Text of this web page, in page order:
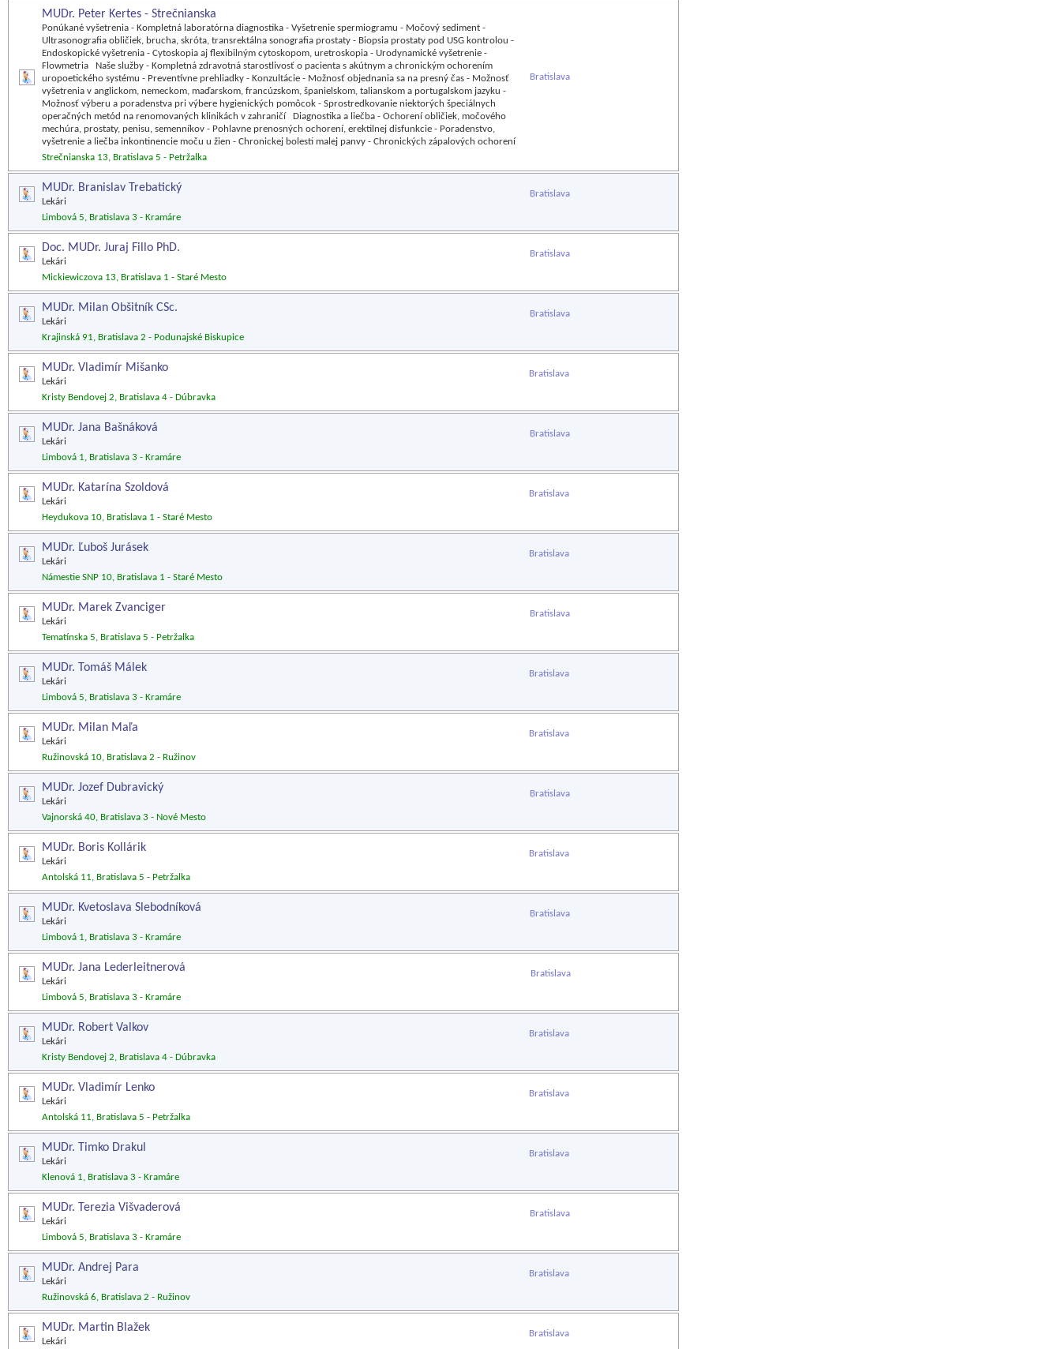
MUDr. Peter Kertes - Strečnianska
Ponúkané vyšetrenia - Kompletná laboratórna diagnostika - Vyšetrenie spermiogramu - Močový sediment -
Ultrasonografia obličiek, brucha, skróta, transrektálna sonografia prostaty - Biopsia prostaty pod USG kontrolou -
Endoskopické vyšetrenia - Cytoskopia aj flexibilným cytoskopom, uretroskopia - Urodynamické vyšetrenie -
Flowmetria Naše služby - Kompletná zdravotná starostlivosť o pacienta s akútnym a chronickým ochorením
uropoetického systému - Preventívne prehliadky - Konzultácie - Možnosť objednania sa na presný čas - Možnosť
vyšetrenia v anglickom, nemeckom, maďarskom, francúzskom, španielskom, talianskom a portugalskom jazyku -
Možnosť výberu a poradenstva pri výbere hygienických pomôcok - Sprostredkovanie niektorých špeciálnych
operačných metód na renomovaných klinikách v zahraničí Diagnostika a liečba - Ochorení obličiek, močového
mechúra, prostaty, penisu, semenníkov - Pohlavne prenosných ochorení, erektilnej disfunkcie - Poradenstvo,
vyšetrenie a liečba inkontinencie moču u žien - Chronickej bolesti malej panvy - Chronických zápalových ochorení
Bratislava
Strečnianska 13, Bratislava 5 - Petržalka
MUDr. Branislav Trebatický
Lekári
Bratislava
Limbová 5, Bratislava 3 - Kramáre
Doc. MUDr. Juraj Fillo PhD.
Lekári
Bratislava
Mickiewiczova 13, Bratislava 1 - Staré Mesto
MUDr. Milan Obšitník CSc.
Lekári
Bratislava
Krajinská 91, Bratislava 2 - Podunajské Biskupice
MUDr. Vladimír Mišanko
Lekári
Bratislava
Kristy Bendovej 2, Bratislava 4 - Dúbravka
MUDr. Jana Bašnáková
Lekári
Bratislava
Limbová 1, Bratislava 3 - Kramáre
MUDr. Katarína Szoldová
Lekári
Bratislava
Heydukova 10, Bratislava 1 - Staré Mesto
MUDr. Ľuboš Jurásek
Lekári
Bratislava
Námestie SNP 10, Bratislava 1 - Staré Mesto
MUDr. Marek Zvanciger
Lekári
Bratislava
Tematínska 5, Bratislava 5 - Petržalka
MUDr. Tomáš Málek
Lekári
Bratislava
Limbová 5, Bratislava 3 - Kramáre
MUDr. Milan Maľa
Lekári
Bratislava
Ružinovská 10, Bratislava 2 - Ružinov
MUDr. Jozef Dubravický
Lekári
Bratislava
Vajnorská 40, Bratislava 3 - Nové Mesto
MUDr. Boris Kollárik
Lekári
Bratislava
Antolská 11, Bratislava 5 - Petržalka
MUDr. Kvetoslava Slebodníková
Lekári
Bratislava
Limbová 1, Bratislava 3 - Kramáre
MUDr. Jana Lederleitnerová
Lekári
Bratislava
Limbová 5, Bratislava 3 - Kramáre
MUDr. Robert Valkov
Lekári
Bratislava
Kristy Bendovej 2, Bratislava 4 - Dúbravka
MUDr. Vladimír Lenko
Lekári
Bratislava
Antolská 11, Bratislava 5 - Petržalka
MUDr. Timko Drakul
Lekári
Bratislava
Klenová 1, Bratislava 3 - Kramáre
MUDr. Terezia Višvaderová
Lekári
Bratislava
Limbová 5, Bratislava 3 - Kramáre
MUDr. Andrej Para
Lekári
Bratislava
Ružinovská 6, Bratislava 2 - Ružinov
MUDr. Martin Blažek
Lekári
Bratislava